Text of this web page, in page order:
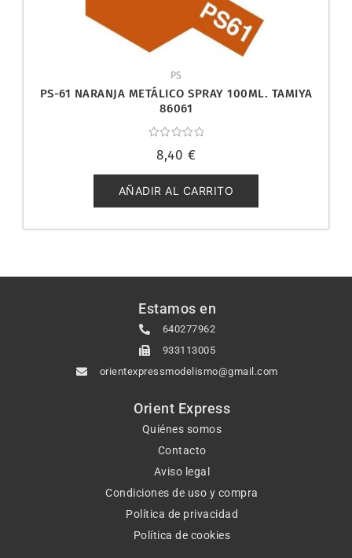
PS
PS-61 NARANJA METÁLICO SPRAY 100ML. TAMIYA
86061
con
de
5
8,40 €
AÑADIR AL CARRITO
Estamos en
640277962
933113005
orientexpressmodelismo@gmail.com
Orient Express
Quiénes somos
Contacto
Aviso legal
Condiciones de uso y compra
Política de privacidad
Política de cookies